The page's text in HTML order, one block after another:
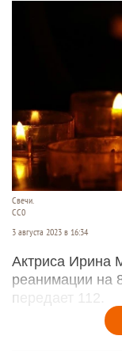
Свечи.
СС0
3 августа 2023 в 16:34
Актриса Ирина
реанимации на
передает 112.